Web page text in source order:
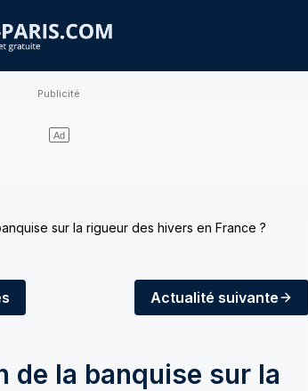
sur la rigueur des hivers en France ?
Actualité suivante
de la banquise sur la